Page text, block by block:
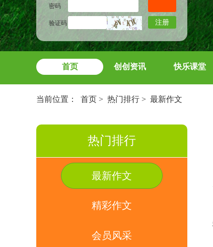
密码
验证码 注册
首页 创创资讯 快乐课堂
当前位置： 首页 > 热门排行 > 最新作文
热门排行
最新作文
精彩作文
会员风采